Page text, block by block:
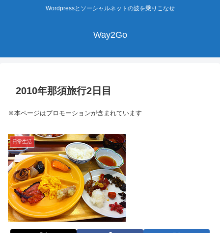
Wordpressとソーシャルネットの波を乗りこなせ
Way2Go
2010年那須旅行2日目
※本ページはプロモーションが含まれています
日常生活